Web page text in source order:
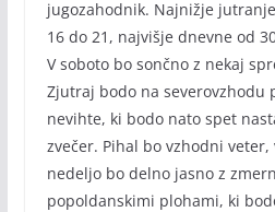
jugozahodnik. Najnižje
16 do 21, najvišje dnevne od
V soboto bo sončno z nekaj
Zjutraj bodo na severovzhodu
nevihte, ki bodo nato spet
zvečer. Pihal bo vzhodni
nedeljo bo delno jasno z
popoldanskimi plohami, ki